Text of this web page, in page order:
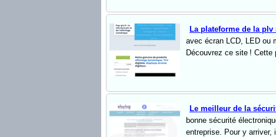
La plateforme de la
avec écran LCD, LED ou
Découvrez ce site ! Cette
Le meilleur de la
bonne sécurité
entreprise. Pour y arriver,